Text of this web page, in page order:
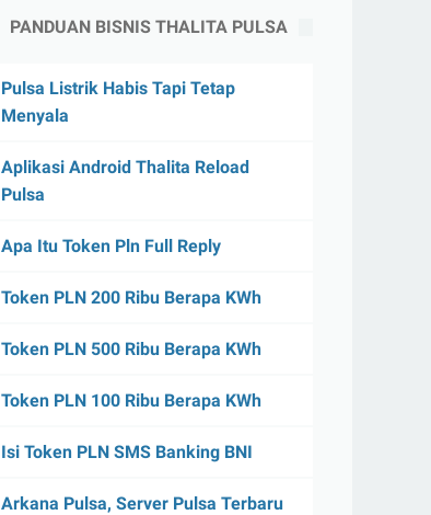
PANDUAN BISNIS THALITA PULSA
Pulsa Listrik Habis Tapi Tetap
Menyala
Aplikasi Android Thalita Reload
Pulsa
Apa Itu Token Pln Full Reply
Token PLN 200 Ribu Berapa KWh
Token PLN 500 Ribu Berapa KWh
Token PLN 100 Ribu Berapa KWh
Isi Token PLN SMS Banking BNI
Arkana Pulsa, Server Pulsa Terbaru